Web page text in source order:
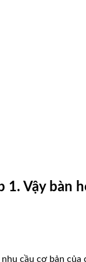
Vậy bàn
cầu cơ bản